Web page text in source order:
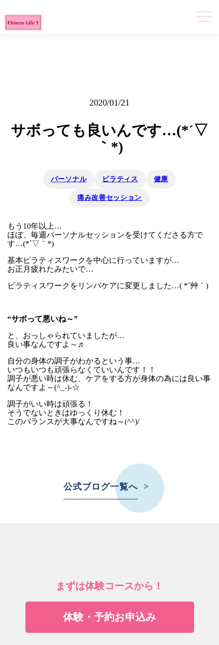
2020/01/21
サボっても良いんです…(*´▽
｀*)
パーソナル ピラティス 健康
痛み改善セッション
もう10年以上…
ほぼ、毎週パーソナルセッションを受けてくださる方で
す…(*´▽｀*)
基本ピラティスワークを中心に行っていますが…
お正月疲れたみたいで…
ピラティスワークをリンパケアに変更しました…( *´艸｀)
“サボって悪いね～”
と、おっしゃられていましたが…
良い事なんですよ～♬
自分の身体の調子がわかるという事…
いつもいつも頑張らなくていいんです！！
調子が悪い時は休む、ケアをする方が身体の為には良い事
なんですよ～(^_-)-☆
調子がいい時は頑張る！
そうでないときはゆっくり休む！
このバランスが大事なんですね～(^^)/
公式ブログ一覧へ
まずは体験コースから！
体験・予約お申込み